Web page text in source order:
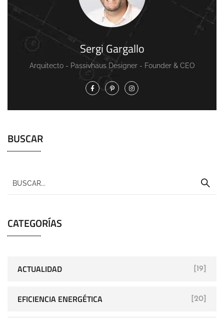
Sergi Gargallo
Arquitecto - Passivhaus Designer - Founder & CEO
BUSCAR
CATEGORÍAS
ACTUALIDAD [19]
EFICIENCIA ENERGÉTICA [20]